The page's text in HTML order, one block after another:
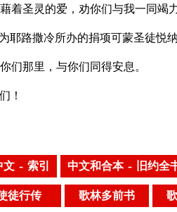
着圣灵的爱，劝你们与我一同竭
耶路撒冷所办的捐项可蒙圣徒悦纳
们那里，与你们同得安息。
！
– 索引 中文和合本 – 旧约全
徒行传 歌林多前书